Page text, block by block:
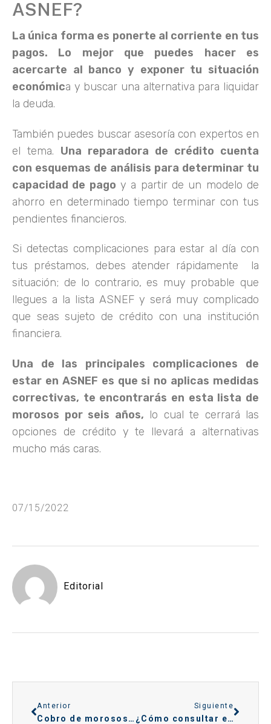
ASNEF?
La única forma es ponerte al corriente en tus
pagos. Lo mejor que puedes hacer es
acercarte al banco y exponer tu situación
económica y buscar una alternativa para liquidar
la deuda.
También puedes buscar asesoría con expertos en
el tema. Una reparadora de crédito cuenta
con esquemas de análisis para determinar tu
capacidad de pago y a partir de un modelo de
ahorro en determinado tiempo terminar con tus
pendientes financieros.
Si detectas complicaciones para estar al día con
tus préstamos, debes atender rápidamente la
situación; de lo contrario, es muy probable que
llegues a la lista ASNEF y será muy complicado
que seas sujeto de crédito con una institución
financiera.
Una de las principales complicaciones de
estar en ASNEF es que si no aplicas medidas
correctivas, te encontrarás en esta lista de
morosos por seis años, lo cual te cerrará las
opciones de crédito y te llevará a alternativas
mucho más caras.
07/15/2022
Editorial
Anterior
Cobro de morosos en Madrid
Siguiente
¿Cómo consultar embargos por DNI?